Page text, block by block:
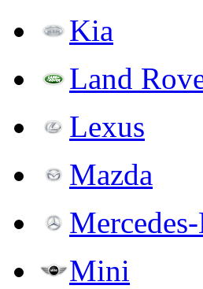
Kia
Land
Lexus
Mazda
Mini